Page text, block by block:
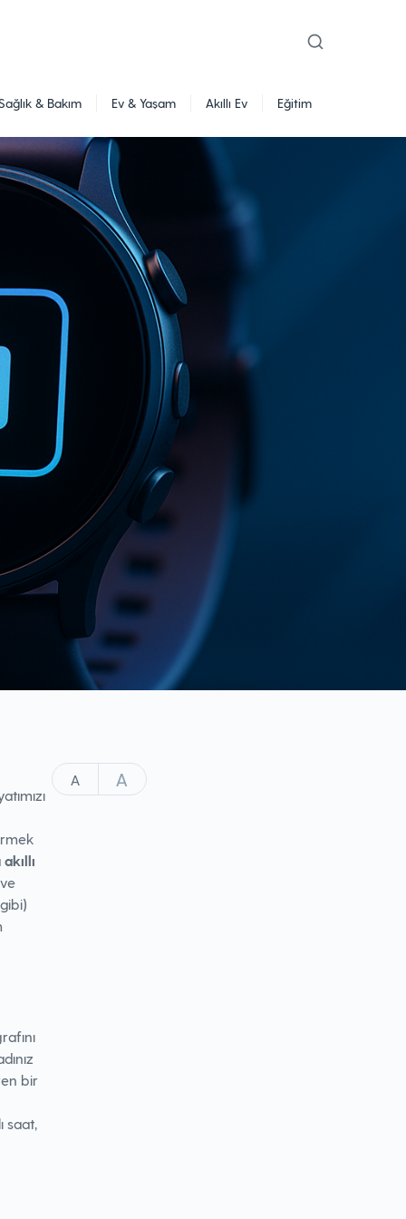
& Bakım Ev & Yaşam Akıllı Ev Eğitim
A A
akıllı
bir
saat,